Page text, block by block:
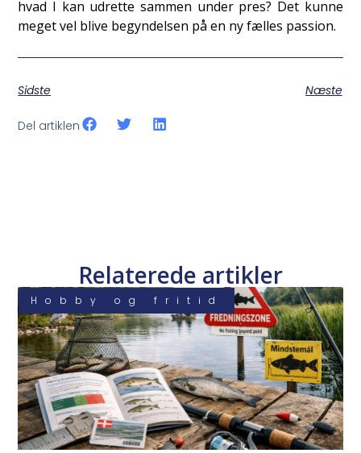
hvad I kan udrette sammen under pres? Det kunne
meget vel blive begyndelsen på en ny fælles passion.
Sidste Næste
Del artiklen
Relaterede artikler
Hobby og fritid